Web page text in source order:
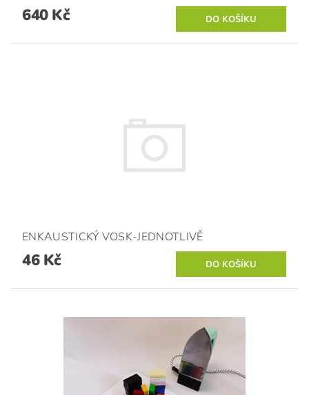
640 Kč
ENKAUSTICKÝ VOSK-JEDNOTLIVĚ
46 Kč